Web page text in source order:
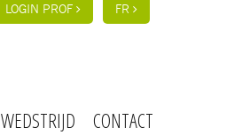
LOGIN PROF FR
WEDSTRIJD CONTACT